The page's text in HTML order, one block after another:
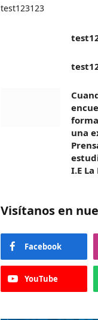
test123123
una
I.E La
Visítanos en
Facebook
YouTube